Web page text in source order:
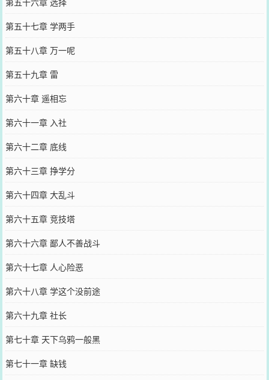
第五十七章 学两手
第五十八章 万一呢
第五十九章 雷
第六十章 遥相忘
第六十一章 入社
第六十二章 底线
第六十三章 挣学分
第六十四章 大乱斗
第六十五章 竞技塔
第六十六章 鄙人不善战斗
第六十七章 人心险恶
第六十八章 学这个没前途
第六十九章 社长
第七十章 天下乌鸦一般黑
第七十一章 缺钱